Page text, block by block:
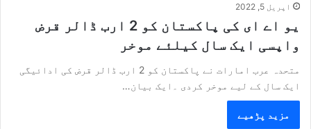
اپریل 5, 2022
یو اے ای کی پاکستان کو 2 ارب ڈالر قرض
واپسی ایک سال کیلئے موخر
متحدہ عرب امارات نے پاکستان کو 2 ارب ڈالر قرض کی ادائیگی
ایک سال کے لیے موخر کردی ۔ایک بیان…
مزید پڑھیے